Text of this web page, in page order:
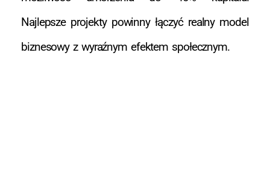
Najlepsze projekty powinny łączyć realny model
biznesowy z wyraźnym efektem społecznym.